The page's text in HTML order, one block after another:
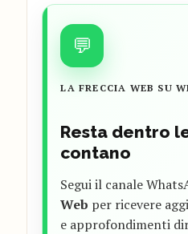
💬
LA FRECCIA WEB SU
Resta dentro
contano
Segui il canale
Web per ricevere
e approfondimenti